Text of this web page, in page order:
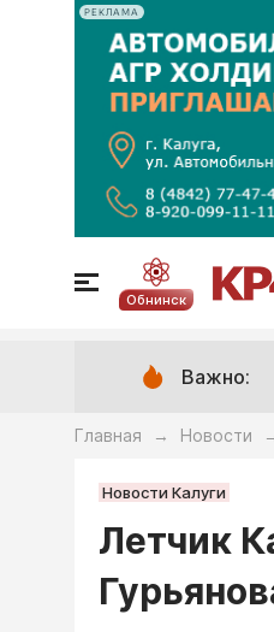
РЕКЛАМА
Обнинск
Важно:
Главная → Новости
Новости Калуги
Летчик